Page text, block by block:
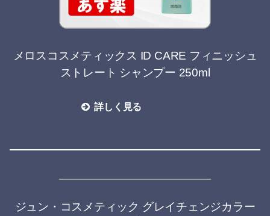
メロスコスメティックス ID CARE フィニッシュ
ストレート シャンプー 250ml
詳しく見る
ジュン・コスメティック グレイチェンジカラー